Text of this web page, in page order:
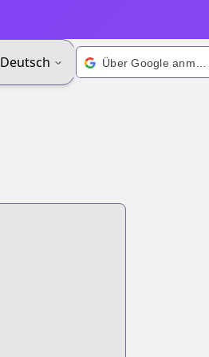
Deutsch